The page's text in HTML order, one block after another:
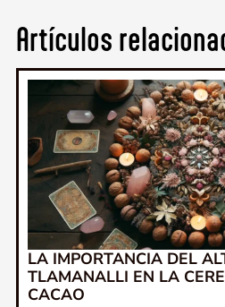
Artículos
LA IMPORTANCIA DEL
TLAMANALLI EN LA
CACAO